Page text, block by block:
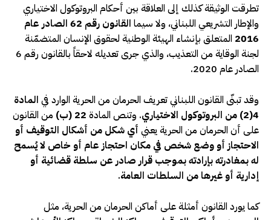
تطرقت الوثيقة كذلك إلى العلاقة بين أحكام البروتوكول الاختياري
والإطار التشريعي اللبناني، ولا سيما
القانون رقم 62 الصادر عام
2016 المتعلق بإنشاء الهيئة الوطنية لحقوق الإنسان المتضمّنة
لجنة الوقاية من التعذيب، والذي جرى تعديله لاحقاً بالقانون رقم 6
الصادر عام 2020.
وقد تبنّى القانون اللبناني تعريف الحرمان من الحرية الوارد في المادة
4(2) من البروتوكول الاختياري
. وتنص المادة 22 (ب)
من القانون
على أن الحرمان من الحرية يعني أي شكل من أشكال التوقيف أو
الاحتجاز أو وضع شخص في مكان احتجاز عام أو خاص لا يُسمح
له بمغادرته بإرادته بموجب قرار صادر عن سلطة قضائية أو
إدارية أو غيرها من السلطات العامة.
كما يورد القانون أمثلة على أماكن الحرمان من الحرية، مثل